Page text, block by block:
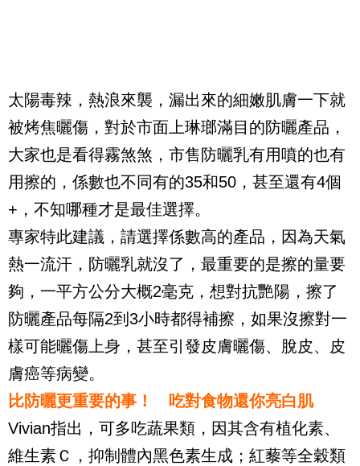
太陽毒辣，熱浪來襲，漏出來的細嫩肌膚一下就
被烤焦曬傷，對於市面上琳瑯滿目的防曬產品，
大家也是看得霧煞煞，市售防曬乳有用噴的也有
用擦的，係數也不同有的35和50 ，甚至還有4個
+ ，不知哪種才是最佳選擇。
專家特此建議，請選擇係數高的產品，因為天氣
熱一流汗，防曬乳就沒了，最重要的是擦的量要
夠，一平方公分大概2毫克，想對抗艷陽，擦了
防曬產品每隔2到 3小時都得補擦，如果沒擦對一
樣可能曬傷上身，甚至引發皮膚曬傷、脫皮、皮
膚癌等病變。
比防曬更重要的事！ 吃對食物還你亮白肌
Vivian指出，可多吃蔬果類，因其含有植化素、
維生素Ｃ，抑制體內黑色素生成；紅藜等全穀類